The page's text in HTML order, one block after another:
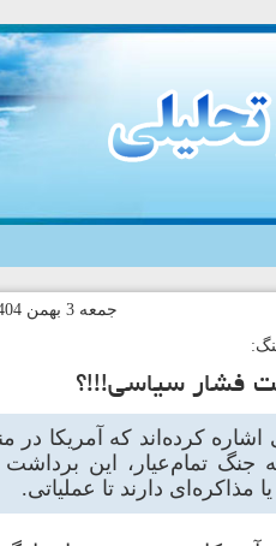
جمعه 3 بهمن 1404-10:36 کد خبر:144956
فشار سیاسی!!!؟
کرده‌اند که آمریکا در
جنگ تمام‌عیار، این برداشت
مذاکره‌ای دارند تا عملیاتی.